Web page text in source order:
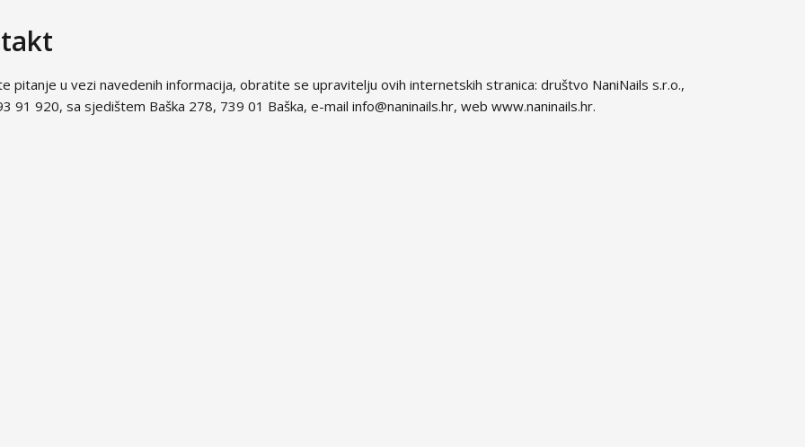
pitanje u vezi navedenih informacija, obratite se upravitelju ovih internetskih stranica: društvo NaniNails s.r.o.,
91 920, sa sjedištem Baška 278, 739 01 Baška, e-mail info@naninails.hr, web www.naninails.hr.